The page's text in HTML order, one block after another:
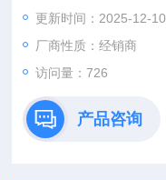
更新时间：2025-12-10
厂商性质：经销商
访问量：726
产品咨询